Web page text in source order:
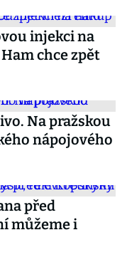
injekci na
chce zpět
Na pražskou
nápojového
před
můžeme i